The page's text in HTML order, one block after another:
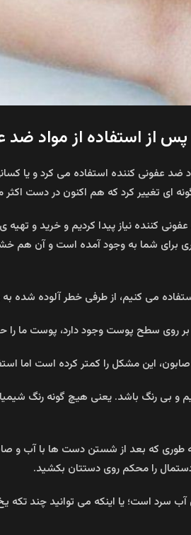
از استفاده از مواد ضد
ضد عفونی کننده استفاده می کرد و
ای تغییر کرد که هم اکنون در دست
کننده نیاز پیدا کردیم و خرید و
شما به وجود آمده است و آن هم
می کنیم، از طرفی خطر آلوده
بر روی سطح پوست وجود دارد، پوست
این مشکل را کمتر کرده است اما
و بی رنگ باشد. یعنی هیچ گونه رنگ
که بعد از شستن دست ها با آب و
دستمال را محکم روی دستتان بکشید.
است؛ یا اینکه می توانید چند تکه